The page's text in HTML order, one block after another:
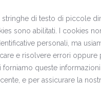
stringhe di testo di piccole
sono abilitati. I cookies
personali, ma
e risolvere errori oppure
forniamo queste
e per assicurare la